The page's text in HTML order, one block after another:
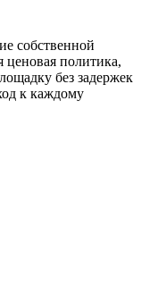
собственной
ценовая политика,
без задержек
к каждому